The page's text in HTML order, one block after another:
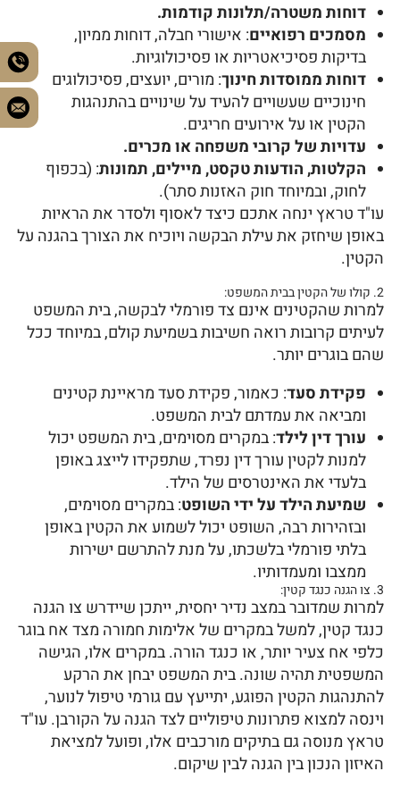
דוחות משטרה/תלונות קודמות.
מסמכים רפואיים: אישורי חבלה, דוחות ממיון,
בדיקות פסיכיאטריות או פסיכולוגיות.
דוחות ממוסדות חינוך: מורים, יועצים, פסיכולוגים
חינוכיים שעשויים להעיד על שינויים בהתנהגות
הקטין או על אירועים חריגים.
עדויות של קרובי משפחה או מכרים.
הקלטות, הודעות טקסט, מיילים, תמונות: (בכפוף
לחוק, ובמיוחד חוק האזנות סתר).
עו"ד טראץ ינחה אתכם כיצד לאסוף ולסדר את הראיות
באופן שיחזק את עילת הבקשה ויוכיח את הצורך בהגנה על
הקטין.
2. קולו של הקטין בבית המשפט:
למרות שהקטינים אינם צד פורמלי לבקשה, בית המשפט
לעיתים קרובות רואה חשיבות בשמיעת קולם, במיוחד ככל
שהם בוגרים יותר.
פקידת סעד: כאמור, פקידת סעד מראיינת קטינים
ומביאה את עמדתם לבית המשפט.
עורך דין לילד: במקרים מסוימים, בית המשפט יכול
למנות לקטין עורך דין נפרד, שתפקידו לייצג באופן
בלעדי את האינטרסים של הילד.
שמיעת הילד על ידי השופט: במקרים מסוימים,
ובזהירות רבה, השופט יכול לשמוע את הקטין באופן
בלתי פורמלי בלשכתו, על מנת להתרשם ישירות
ממצבו ומעמדותיו.
3. צו הגנה כנגד קטין:
למרות שמדובר במצב נדיר יחסית, ייתכן שיידרש צו הגנה
כנגד קטין, למשל במקרים של אלימות חמורה מצד אח בוגר
כלפי אח צעיר יותר, או כנגד הורה. במקרים אלו, הגישה
המשפטית תהיה שונה. בית המשפט יבחן את הרקע
להתנהגות הקטין הפוגע, יתייעץ עם גורמי טיפול לנוער,
וינסה למצוא פתרונות טיפוליים לצד הגנה על הקורבן. עו"ד
טראץ מנוסה גם בתיקים מורכבים אלו, ופועל למציאת
האיזון הנכון בין הגנה לבין שיקום.